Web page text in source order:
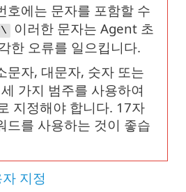
호에는 문자를 포함할 수
이러한 문자는 Agent 초
한 오류를 일으킵니다.
문자, 대문자, 숫자 또는
가지 범주를 사용하여
지정해야 합니다. 17자
드를 사용하는 것이 좋습
지정